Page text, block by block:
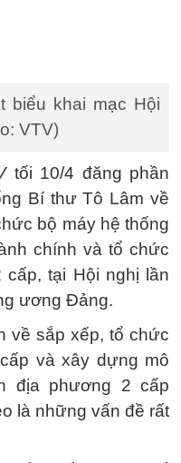
biểu khai mạc Hội
VTV)
tối 10/4 đăng phần
Bí thư Tô Lâm về
bộ máy hệ thống
chính và tổ chức
tại Hội nghị lần
ương Đảng.
về sắp xếp, tổ chức
và xây dựng mô
địa phương 2 cấp
là những vấn đề rất